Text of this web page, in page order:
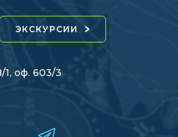
ЭКСКУРСИИ
1, оф. 603/3